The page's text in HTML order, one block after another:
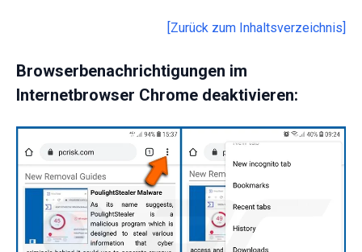
[Zurück zum Inhaltsverzeichnis]
Browserbenachrichtigungen im
Internetbrowser Chrome deaktivieren: